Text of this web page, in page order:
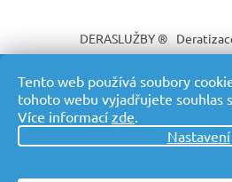
Tento web používá soubory
tohoto webu vyjadřujete souhlas
Více informací zde.
Nastavení
DERASLUŽBY ®
Vytvořil